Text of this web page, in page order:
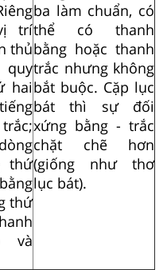
trí
thủ
quy
hai
thứ
thứ
và
ba làm chuẩn, có
thể có thanh
bằng hoặc thanh
trắc nhưng không
bắt buộc. Cặp lục
bát thì sự đối
xứng bằng - trắc
chặt chẽ hơn
(giống như thơ
lục bát).